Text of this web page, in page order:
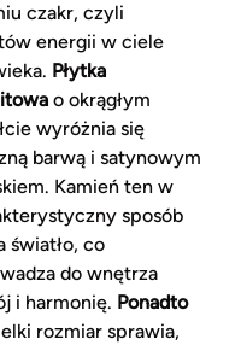
czakr, czyli
energii w ciele
Płytka
o okrągłym
wyróżnia się
barwą i satynowym
Kamień ten w
sposób
światło, co
do wnętrza
i harmonię. Ponadto
rozmiar sprawia,